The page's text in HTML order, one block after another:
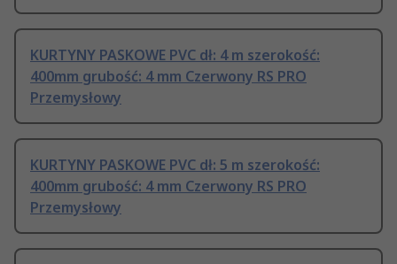
KURTYNY PASKOWE PVC dł: 4 m szerokość:
400mm grubość: 4 mm Czerwony RS PRO
Przemysłowy
KURTYNY PASKOWE PVC dł: 5 m szerokość:
400mm grubość: 4 mm Czerwony RS PRO
Przemysłowy